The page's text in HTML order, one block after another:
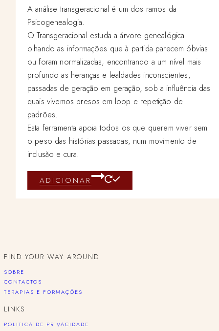
A análise transgeracional é um dos ramos da
Psicogenealogia.
O Transgeracional estuda a árvore genealógica
olhando as informações que à partida parecem óbvias
ou foram normalizadas, encontrando a um nível mais
profundo as heranças e lealdades inconscientes,
passadas de geração em geração, sob a influência das
quais vivemos presos em loop e repetição de
padrões.
Esta ferramenta apoia todos os que querem viver sem
o peso das histórias passadas, num movimento de
inclusão e cura.
ADICIONAR
FIND YOUR WAY AROUND
SOBRE
CONTACTOS
TERAPIAS E FORMAÇÕES
LINKS
POLITICA DE PRIVACIDADE